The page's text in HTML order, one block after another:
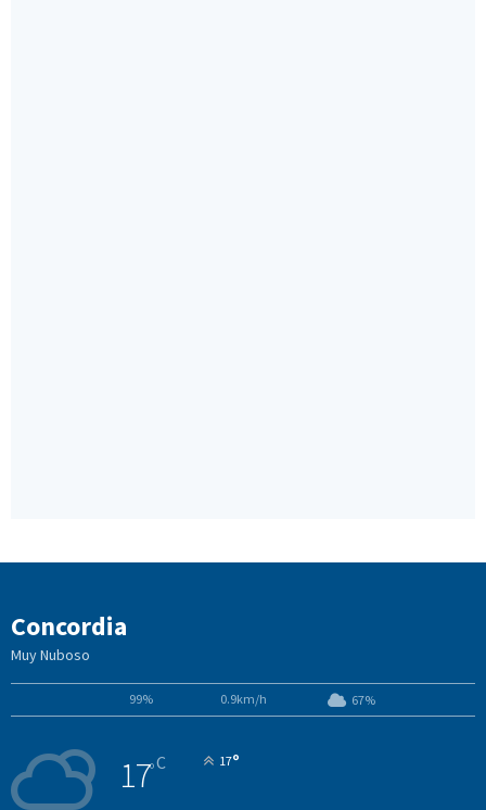
Concordia
Muy Nuboso
99% 0.9km/h 67%
17°C 17°